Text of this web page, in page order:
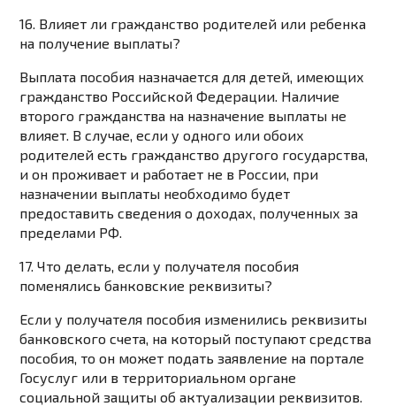
16. Влияет ли гражданство родителей или ребенка
на получение выплаты?
Выплата пособия назначается для детей, имеющих
гражданство Российской Федерации. Наличие
второго гражданства на назначение выплаты не
влияет. В случае, если у одного или обоих
родителей есть гражданство другого государства,
и он проживает и работает не в России, при
назначении выплаты необходимо будет
предоставить сведения о доходах, полученных за
пределами РФ.
17. Что делать, если у получателя пособия
поменялись банковские реквизиты?
Если у получателя пособия изменились реквизиты
банковского счета, на который поступают средства
пособия, то он может подать заявление на портале
Госуслуг или в территориальном органе
социальной защиты об актуализации реквизитов.